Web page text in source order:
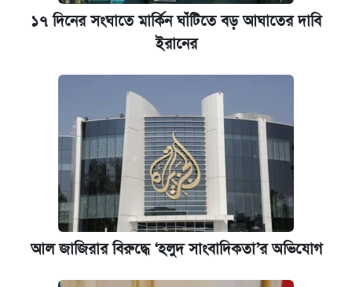
১৭ দিনের সংঘাতে মার্কিন ঘাঁটিতে বড় আঘাতের দাবি
ইরানের
আল জাজিরার বিরুদ্ধে ‘হলুদ সাংবাদিকতা’র অভিযোগ